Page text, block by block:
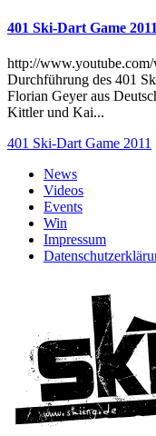
401 Ski-Dart Game 2011
http://
Durchführung des 401
Florian Geyer aus
Kittler und Kai...
401 Ski-Dart Game 2011
News
Videos
Events
Win
Impressum